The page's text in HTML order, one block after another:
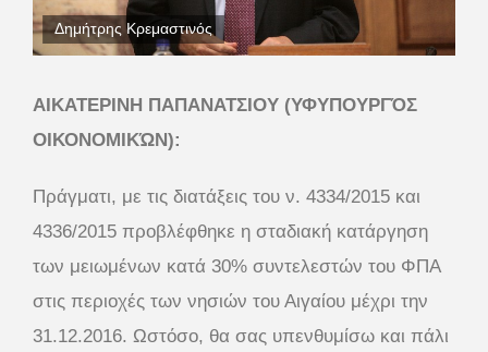
Δημήτρης Κρεμαστινός
ΑΙΚΑΤΕΡΙΝΗ ΠΑΠΑΝΑΤΣΙΟΥ (ΥΦΥΠΟΥΡΓΌΣ
ΟΙΚΟΝΟΜΙΚΏΝ):
Πράγματι, με τις διατάξεις του ν. 4334/2015 και
4336/2015 προβλέφθηκε η σταδιακή κατάργηση
των μειωμένων κατά 30% συντελεστών του ΦΠΑ
στις περιοχές των νησιών του Αιγαίου μέχρι την
31.12.2016. Ωστόσο, θα σας υπενθυμίσω και πάλι